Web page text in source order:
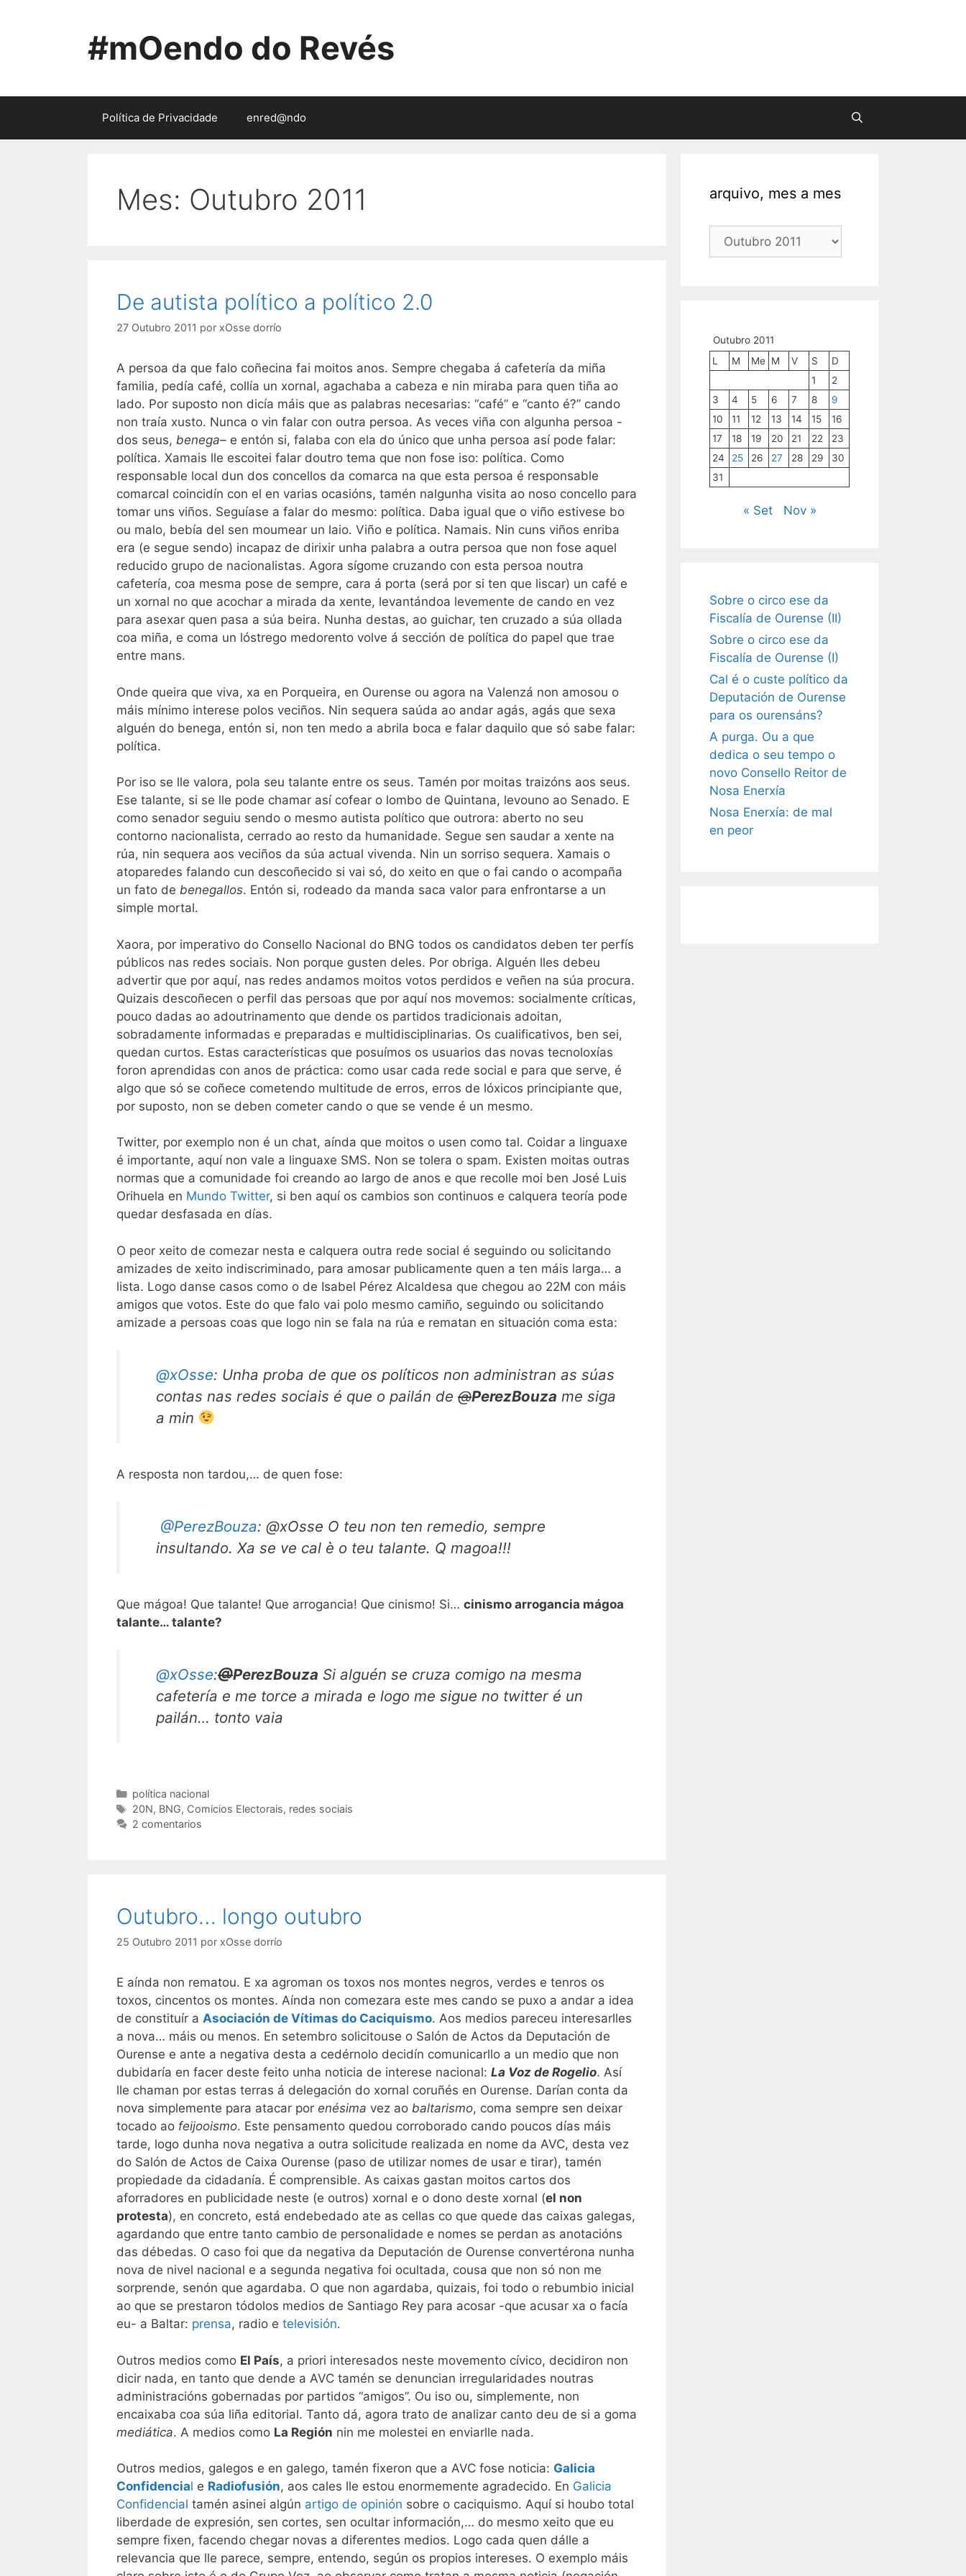
#mOendo do Revés
Política de Privacidade enred@ndo
Mes: Outubro 2011
De autista político a político 2.0
27 Outubro 2011 por xOsse dorrío
A persoa da que falo coñecina fai moitos anos. Sempre chegaba á cafetería da miña
familia, pedía café, collía un xornal, agachaba a cabeza e nin miraba para quen tiña ao
lado. Por suposto non dicía máis que as palabras necesarias: “café” e “canto é?” cando
non traía xusto. Nunca o vin falar con outra persoa. As veces viña con algunha persoa -
dos seus, benega– e entón si, falaba con ela do único que unha persoa así pode falar:
política. Xamais lle escoitei falar doutro tema que non fose iso: política. Como
responsable local dun dos concellos da comarca na que esta persoa é responsable
comarcal coincidín con el en varias ocasións, tamén nalgunha visita ao noso concello para
tomar uns viños. Seguíase a falar do mesmo: política. Daba igual que o viño estivese bo
ou malo, bebía del sen moumear un laio. Viño e política. Namais. Nin cuns viños enriba
era (e segue sendo) incapaz de dirixir unha palabra a outra persoa que non fose aquel
reducido grupo de nacionalistas. Agora sígome cruzando con esta persoa noutra
cafetería, coa mesma pose de sempre, cara á porta (será por si ten que liscar) un café e
un xornal no que acochar a mirada da xente, levantándoa levemente de cando en vez
para asexar quen pasa a súa beira. Nunha destas, ao guichar, ten cruzado a súa ollada
coa miña, e coma un lóstrego medorento volve á sección de política do papel que trae
entre mans.
Onde queira que viva, xa en Porqueira, en Ourense ou agora na Valenzá non amosou o
máis mínimo interese polos veciños. Nin sequera saúda ao andar agás, agás que sexa
alguén do benega, entón si, non ten medo a abrila boca e falar daquilo que só sabe falar:
política.
Por iso se lle valora, pola seu talante entre os seus. Tamén por moitas traizóns aos seus.
Ese talante, si se lle pode chamar así cofear o lombo de Quintana, levouno ao Senado. E
como senador seguiu sendo o mesmo autista político que outrora: aberto no seu
contorno nacionalista, cerrado ao resto da humanidade. Segue sen saudar a xente na
rúa, nin sequera aos veciños da súa actual vivenda. Nin un sorriso sequera. Xamais o
atoparedes falando cun descoñecido si vai só, do xeito en que o fai cando o acompaña
un fato de benegallos. Entón si, rodeado da manda saca valor para enfrontarse a un
simple mortal.
Xaora, por imperativo do Consello Nacional do BNG todos os candidatos deben ter perfís
públicos nas redes sociais. Non porque gusten deles. Por obriga. Alguén lles debeu
advertir que por aquí, nas redes andamos moitos votos perdidos e veñen na súa procura.
Quizais descoñecen o perfil das persoas que por aquí nos movemos: socialmente críticas,
pouco dadas ao adoutrinamento que dende os partidos tradicionais adoitan,
sobradamente informadas e preparadas e multidisciplinarias. Os cualificativos, ben sei,
quedan curtos. Estas características que posuímos os usuarios das novas tecnoloxías
foron aprendidas con anos de práctica: como usar cada rede social e para que serve, é
algo que só se coñece cometendo multitude de erros, erros de lóxicos principiante que,
por suposto, non se deben cometer cando o que se vende é un mesmo.
Twitter, por exemplo non é un chat, aínda que moitos o usen como tal. Coidar a linguaxe
é importante, aquí non vale a linguaxe SMS. Non se tolera o spam. Existen moitas outras
normas que a comunidade foi creando ao largo de anos e que recolle moi ben José Luis
Orihuela en Mundo Twitter, si ben aquí os cambios son continuos e calquera teoría pode
quedar desfasada en días.
O peor xeito de comezar nesta e calquera outra rede social é seguindo ou solicitando
amizades de xeito indiscriminado, para amosar publicamente quen a ten máis larga… a
lista. Logo danse casos como o de Isabel Pérez Alcaldesa que chegou ao 22M con máis
amigos que votos. Este do que falo vai polo mesmo camiño, seguindo ou solicitando
amizade a persoas coas que logo nin se fala na rúa e rematan en situación coma esta:
@xOsse: Unha proba de que os políticos non administran as súas
contas nas redes sociais é que o pailán de @PerezBouza me siga
a min
A resposta non tardou,… de quen fose:
@PerezBouza: @xOsse O teu non ten remedio, sempre
insultando. Xa se ve cal è o teu talante. Q magoa!!!
Que mágoa! Que talante! Que arrogancia! Que cinismo! Si… cinismo arrogancia mágoa
talante… talante?
@xOsse:@PerezBouza Si alguén se cruza comigo na mesma
cafetería e me torce a mirada e logo me sigue no twitter é un
pailán… tonto vaia
Categorías
política nacional
Etiquetas
20N, BNG, Comicios Electorais, redes sociais
2 comentarios
Outubro… longo outubro
25 Outubro 2011 por xOsse dorrío
E aínda non rematou. E xa agroman os toxos nos montes negros, verdes e tenros os
toxos, cincentos os montes. Aínda non comezara este mes cando se puxo a andar a idea
de constituír a Asociación de Vítimas do Caciquismo. Aos medios pareceu interesarlles
a nova… máis ou menos. En setembro solicitouse o Salón de Actos da Deputación de
Ourense e ante a negativa desta a cedérnolo decidín comunicarllo a un medio que non
dubidaría en facer deste feito unha noticia de interese nacional: La Voz de Rogelio. Así
lle chaman por estas terras á delegación do xornal coruñés en Ourense. Darían conta da
nova simplemente para atacar por enésima vez ao baltarismo, coma sempre sen deixar
tocado ao feijooismo. Este pensamento quedou corroborado cando poucos días máis
tarde, logo dunha nova negativa a outra solicitude realizada en nome da AVC, desta vez
do Salón de Actos de Caixa Ourense (paso de utilizar nomes de usar e tirar), tamén
propiedade da cidadanía. É comprensible. As caixas gastan moitos cartos dos
aforradores en publicidade neste (e outros) xornal e o dono deste xornal (el non
protesta), en concreto, está endebedado ate as cellas co que quede das caixas galegas,
agardando que entre tanto cambio de personalidade e nomes se perdan as anotacións
das débedas. O caso foi que da negativa da Deputación de Ourense convertérona nunha
nova de nivel nacional e a segunda negativa foi ocultada, cousa que non só non me
sorprende, senón que agardaba. O que non agardaba, quizais, foi todo o rebumbio inicial
ao que se prestaron tódolos medios de Santiago Rey para acosar -que acusar xa o facía
eu- a Baltar: prensa, radio e televisión.
Outros medios como El País, a priori interesados neste movemento cívico, decidiron non
dicir nada, en tanto que dende a AVC tamén se denuncian irregularidades noutras
administracións gobernadas por partidos “amigos”. Ou iso ou, simplemente, non
encaixaba coa súa liña editorial. Tanto dá, agora trato de analizar canto deu de si a goma
mediática. A medios como La Región nin me molestei en enviarlle nada.
Outros medios, galegos e en galego, tamén fixeron que a AVC fose noticia: Galicia
Confidencial e Radiofusión, aos cales lle estou enormemente agradecido. En Galicia
Confidencial tamén asinei algún artigo de opinión sobre o caciquismo. Aquí si houbo total
liberdade de expresión, sen cortes, sen ocultar información,… do mesmo xeito que eu
sempre fixen, facendo chegar novas a diferentes medios. Logo cada quen dálle a
relevancia que lle parece, sempre, entendo, según os propios intereses. O exemplo máis
arquivo, mes a mes
arquivo,
Outubro 2011
L
M Me M V S
D
1
2
3
4 5 6 7 8
9
10
11 12 13 14 15
16
17
18 19 20 21 22
23
24
25 26 27 28 29
30
31
« Set Nov »
Sobre o circo ese da
Fiscalía de Ourense (II)
Sobre o circo ese da
Fiscalía de Ourense (I)
Cal é o custe político da
Deputación de Ourense
para os ourensáns?
A purga. Ou a que
dedica o seu tempo o
novo Consello Reitor de
Nosa Enerxía
Nosa Enerxía: de mal
en peor